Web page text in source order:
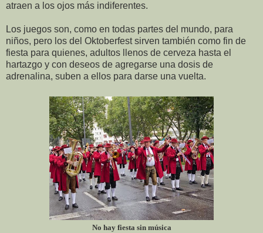
atraen a los ojos más indiferentes.
Los juegos son, como en todas partes del mundo, para
niños, pero los del Oktoberfest sirven también como fin de
fiesta para quienes, adultos llenos de cerveza hasta el
hartazgo y con deseos de agregarse una dosis de
adrenalina, suben a ellos para darse una vuelta.
No hay fiesta sin música